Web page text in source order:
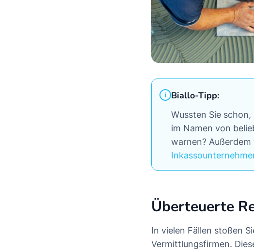
Biallo-Tipp:
Wussten Sie
im Namen von
warnen?
Überteuerte
In vielen Fällen stoßen
Vermittlungsfirmen.